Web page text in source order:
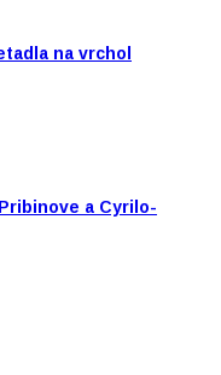
na vrchol
a Cyrilo-